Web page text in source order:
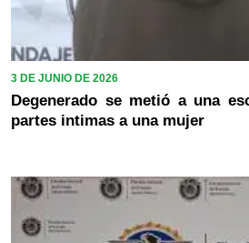
3 DE JUNIO DE 2026
Degenerado se metió a una
partes intimas a una mujer